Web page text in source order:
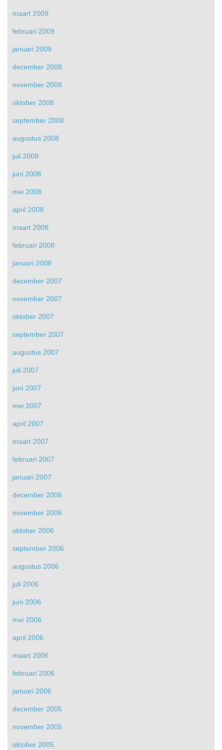
maart 2009
februari 2009
januari 2009
december 2008
november 2008
oktober 2008
september 2008
augustus 2008
juli 2008
juni 2008
mei 2008
april 2008
maart 2008
februari 2008
januari 2008
december 2007
november 2007
oktober 2007
september 2007
augustus 2007
juli 2007
juni 2007
mei 2007
april 2007
maart 2007
februari 2007
januari 2007
december 2006
november 2006
oktober 2006
september 2006
augustus 2006
juli 2006
juni 2006
mei 2006
april 2006
maart 2006
februari 2006
januari 2006
december 2005
november 2005
oktober 2005